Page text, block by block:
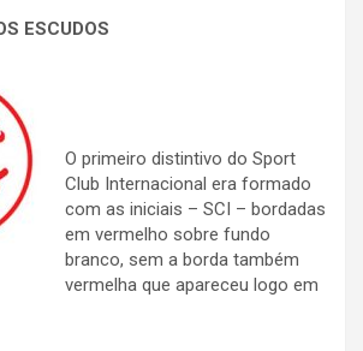
ESCUDOS
O primeiro distintivo do Sport
Club Internacional era formado
com as iniciais – SCI – bordadas
em vermelho sobre fundo
branco, sem a borda também
vermelha que apareceu logo em